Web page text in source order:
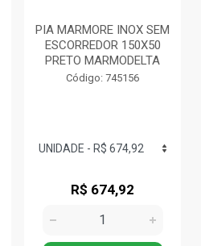
PIA MARMORE INOX SEM
ESCORREDOR 150X50
PRETO MARMODELTA
Código: 745156
R$ 674,92